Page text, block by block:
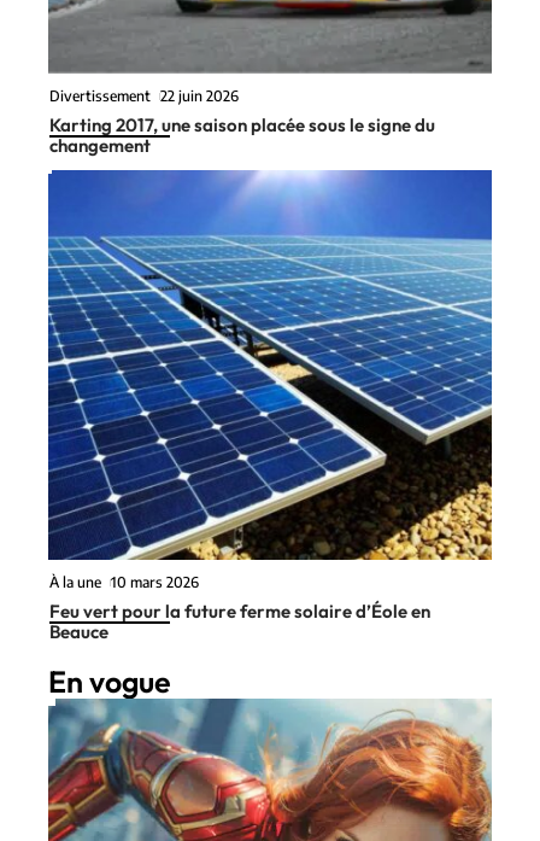
Divertissement 22 juin 2026
Karting 2017, une saison placée sous le signe du
changement
À la une 10 mars 2026
Feu vert pour la future ferme solaire d’Éole en
Beauce
En vogue